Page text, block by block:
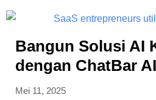
Bangun Solusi AI
dengan ChatBar AI
Mei 11, 2025